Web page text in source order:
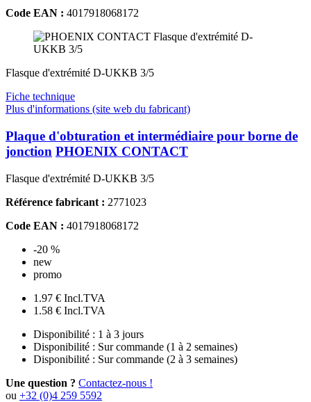
Code EAN : 4017918068172
Flasque d'extrémité D-UKKB 3/5
Fiche technique
Plus d'informations (site web du fabricant)
Plaque d'obturation et intermédiaire pour borne de
jonction PHOENIX CONTACT
Flasque d'extrémité D-UKKB 3/5
Référence fabricant : 2771023
Code EAN : 4017918068172
-20 %
new
promo
1.97 € Incl.TVA
1.58 € Incl.TVA
Disponibilité : 1 à 3 jours
Disponibilité : Sur commande (1 à 2 semaines)
Disponibilité : Sur commande (2 à 3 semaines)
Une question ? Contactez-nous !
ou +32 (0)4 259 5592